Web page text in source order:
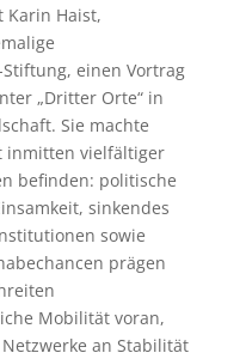
Haist,
einen Vortrag
„Dritter Orte“ in
Sie machte
inmitten vielfältiger
befinden: politische
sinkendes
sowie
prägen
Mobilität voran,
an Stabilität